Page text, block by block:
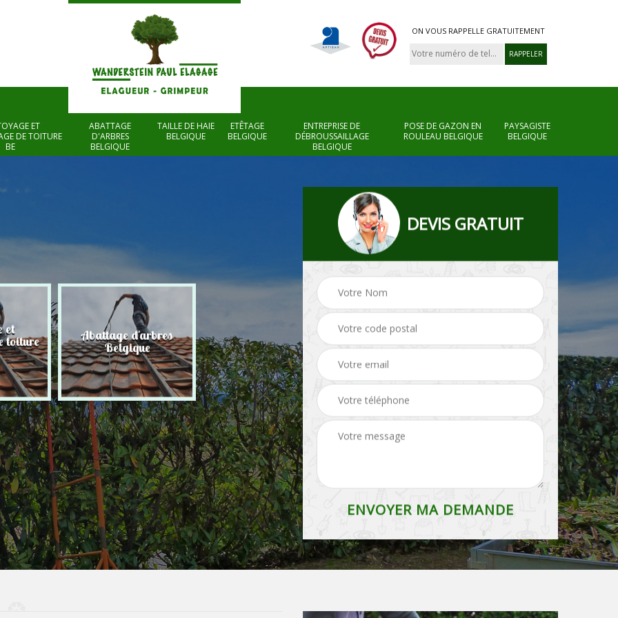
ON VOUS RAPPELLE GRATUITEMENT
ET
DE TOITURE
BE
ABATTAGE
D'ARBRES
BELGIQUE
TAILLE DE HAIE
BELGIQUE
ETÊTAGE
BELGIQUE
ENTREPRISE DE
DÉBROUSSAILLAGE
BELGIQUE
POSE DE GAZON EN
ROULEAU BELGIQUE
PAYSAGISTE
BELGIQUE
et
toiture Abattage d'arbres
Belgique
Taille de haie
Belgique Etêtage Belgique
Entreprise de
débroussaillage
Belgique
DEVIS GRATUIT